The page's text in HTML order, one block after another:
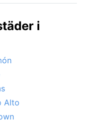
lurar
drabbas av
men fenomenet
molnformationer
under
i
Alto